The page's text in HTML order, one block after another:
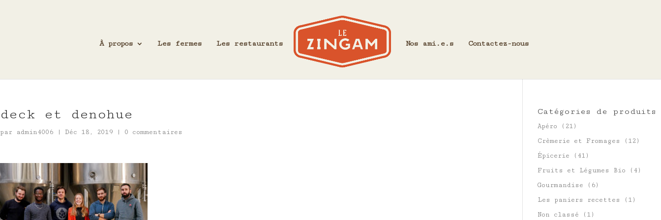
À propos Les fermes Les restaurants Nos ami.e.s Contactez-nous
deck et denohue
par admin4006 | Déc 18, 2019 | 0 commentaires
Catégories de produits
Apéro
(21)
Crèmerie et Fromages
(12)
Épicerie
(41)
Fruits et Légumes Bio
(4)
Gourmandise
(6)
Les paniers recettes
(1)
Non classé
(1)